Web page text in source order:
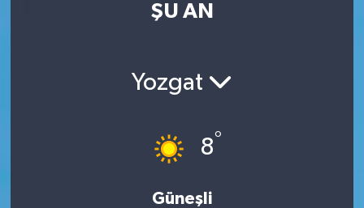
ŞU AN
Yozgat
8°
Güneşli